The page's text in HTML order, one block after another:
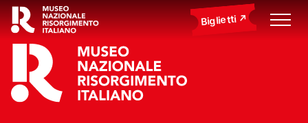
Biglietti